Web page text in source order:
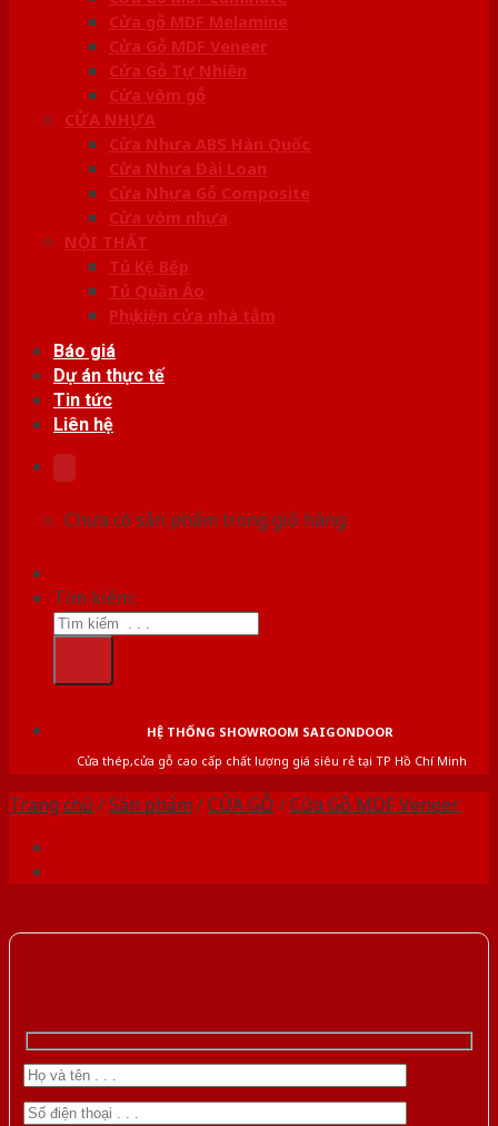
Cửa gỗ MDF Melamine
Cửa Gỗ MDF Veneer
Cửa Gỗ Tự Nhiên
Cửa vòm gỗ
CỬA NHỰA
Cửa Nhựa ABS Hàn Quốc
Cửa Nhựa Đài Loan
Cửa Nhựa Gỗ Composite
Cửa vòm nhựa
NỘI THẤT
Tủ Kệ Bếp
Tủ Quần Áo
Phụ kiện cửa nhà tắm
Báo giá
Dự án thực tế
Tin tức
Liên hệ
Chưa có sản phẩm trong giỏ hàng.
Tìm kiếm:
HỆ THỐNG SHOWROOM SAIGONDOOR
Cửa thép,cửa gỗ cao cấp chất lượng giá siêu rẻ tại TP Hồ Chí Minh
Trang chủ /Sản phẩm /CỬA GỖ /Cửa Gỗ MDF Veneer